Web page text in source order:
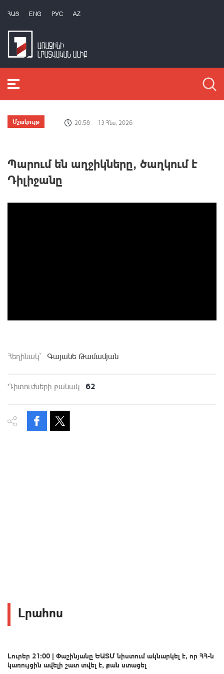
ՀԱՅ ENG РУС AZ
Մշակույթ 20:58 13 Հնս, 2026
Պարում են աղջիկները, ծաղկում է
Դիլիջանը
Հեղինակ` Գայանե Թամամյան
Դիտումների քանակ 62
Լրահոս
Լուրեր 21:00 | Փաշինյանը ԵԱՏՄ նիստում ակնարկել է, որ ՀՀ-ն
կառույցին ավելի շատ տվել է, քան ստացել